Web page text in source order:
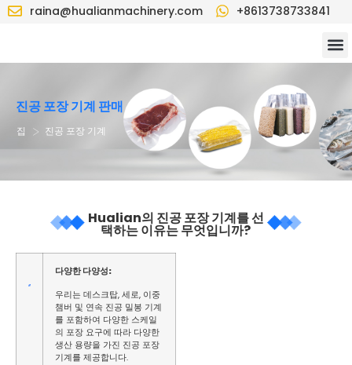
raina@hualianmachinery.com +8613738733841
진공 포장 기계 판매
집 > 진공 포장 기계
Hualian의 진공 포장 기계를 선
택하는 이유는 무엇입니까?
다양한 다양성:
우리는 데스크탑, 세로, 이중
챔버 및 연속 진공 밀봉 기계
를 포함하여 다양한 스케일
의 포장 요구에 따라 다양한
생산 용량을 가진 진공 포장
기계를 제공합니다.